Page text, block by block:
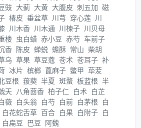
豉 大蓟 大黄 大腹皮 刺五加 磁
椿皮 垂盆草 川芎 穿心莲 川
川木香 川木通 川楝子 川贝母
楼 虫白蜡 赤小豆 赤芍 车前子
香 陈皮 蝉蜕 蟾酥 常山 柴胡
乌 草果 草豆蔻 苍术 苍耳子 补
冰片 槟榔 蓖麻子 鳖甲 荜茇
豆根 菝葜 半夏 斑蝥 板蓝根 半
天 八角茴香 柏子仁 白术 白芷
薇 白头翁 白芍 白前 白茅根 白
白花蛇舌草 百合 白果 白附子 白
白扁豆 巴豆 阿魏